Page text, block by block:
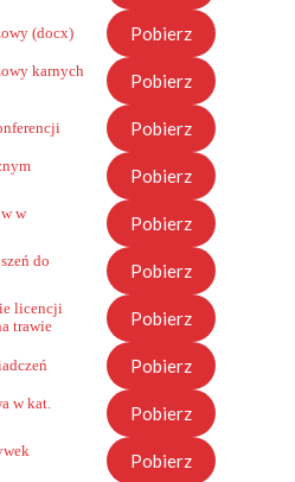
(docx) Pobierz
karnych
Pobierz
Pobierz
Pobierz
w
Pobierz
do
Pobierz
licencji
trawie
Pobierz
Pobierz
w kat.
Pobierz
Pobierz